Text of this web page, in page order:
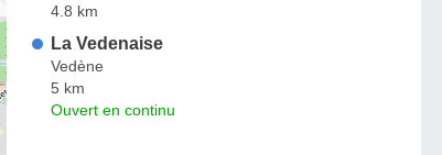
4.8 km
La Vedenaise
Vedène
5 km
Ouvert en continu